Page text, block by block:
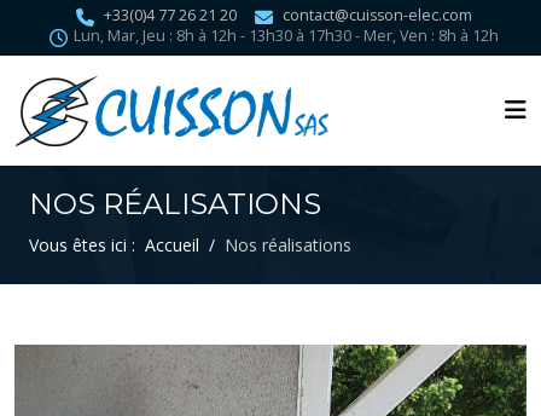
+33(0)4 77 26 21 20
contact@cuisson-elec.com
Lun, Mar, Jeu : 8h à 12h - 13h30 à 17h30 - Mer, Ven : 8h à 12h
NOS RÉALISATIONS
Vous êtes ici : Accueil Nos réalisations